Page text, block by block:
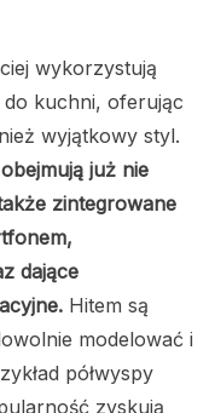
wykorzystują
kuchni, oferując
wyjątkowy styl.
już nie
zintegrowane
dające
Hitem są
modelować i
półwyspy
zyskują